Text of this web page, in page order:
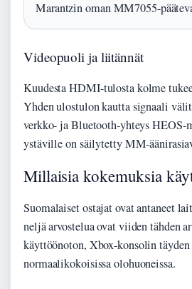
Marantzin oman MM7055-
Videopuoli ja liitännät
Kuudesta HDMI-tulosta kolme
Yhden ulostulon kautta signaali
verkko- ja Bluetooth-yhteys
ystäville on säilytetty MM-
Millaisia kokemuksia
Suomalaiset ostajat ovat antaneet
neljä arvostelua ovat viiden tähden
käyttöönoton, Xbox-konsolin
normaalikokoisissa olohuoneissa.